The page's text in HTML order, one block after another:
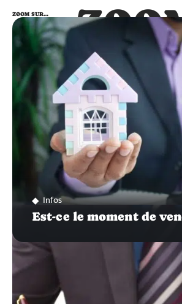
ZOOM SUR…
Infos
Est-ce le moment de